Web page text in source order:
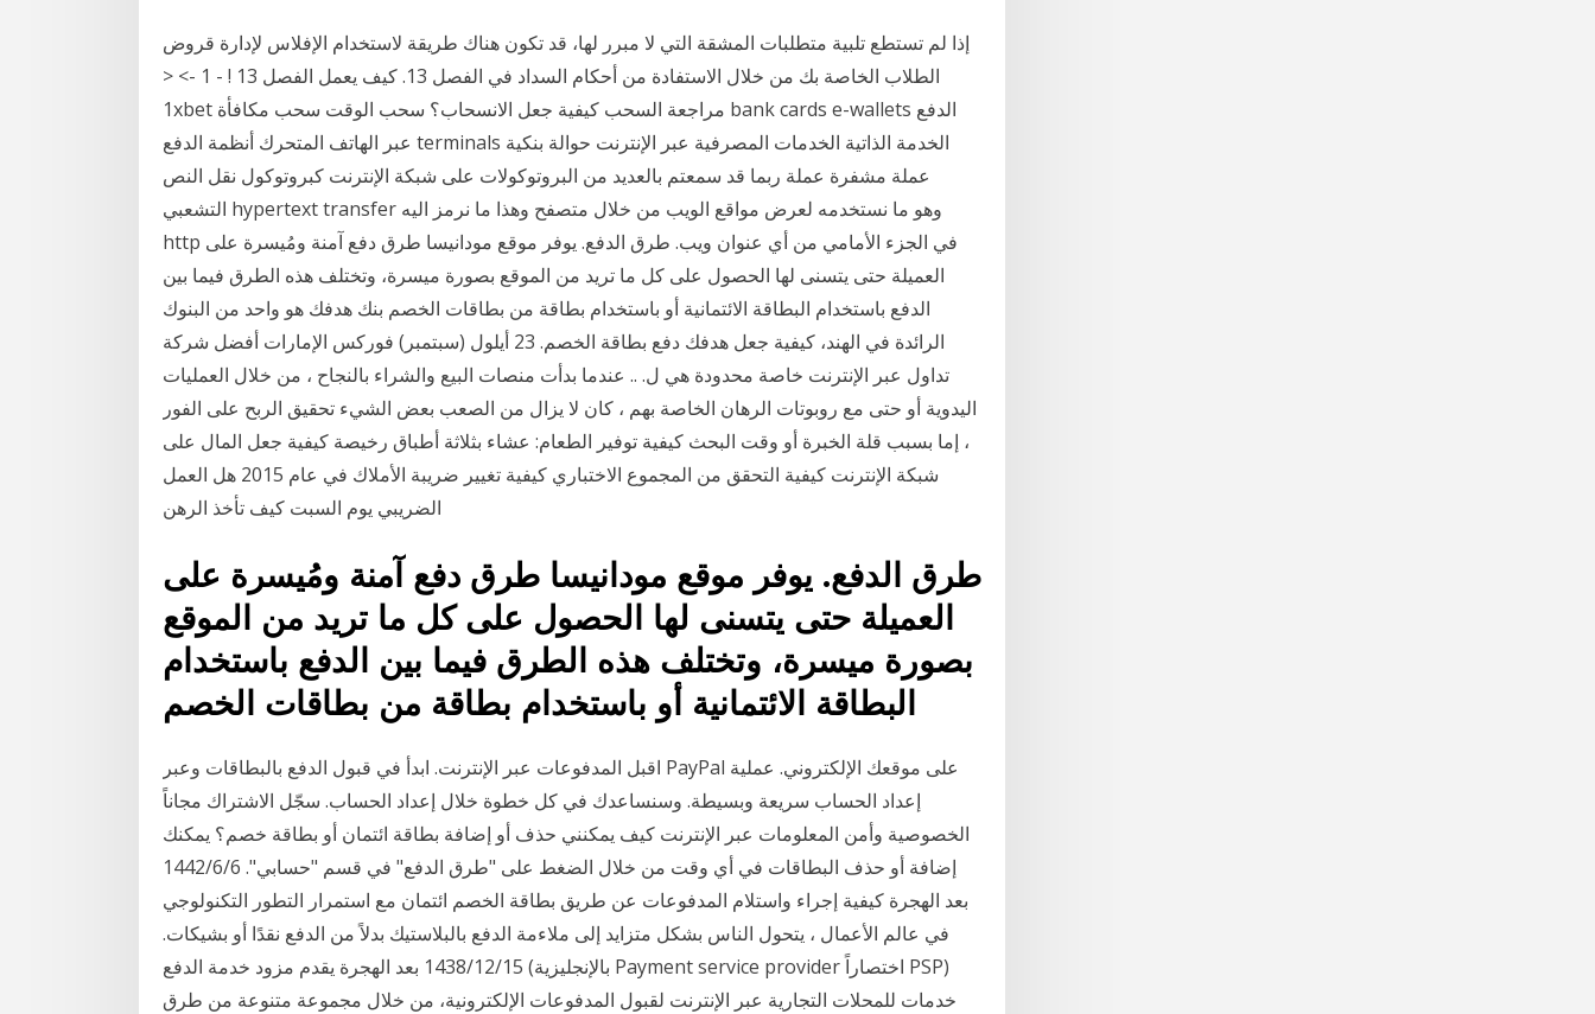
إذا لم تستطع تلبية متطلبات المشقة التي لا مبرر لها، قد تكون هناك طريقة لاستخدام الإفلاس لإدارة قروض
الطلاب الخاصة بك من خلال الاستفادة من أحكام السداد في الفصل 13. كيف يعمل الفصل 13 ! - 1 -> <
1xbet مراجعة السحب كيفية جعل الانسحاب؟ سحب الوقت سحب مكافأة bank cards e-wallets الدفع
عبر الهاتف المتحرك أنظمة الدفع terminals الخدمة الذاتية الخدمات المصرفية عبر الإنترنت حوالة بنكية
عملة مشفرة عملة ربما قد سمعتم بالعديد من البروتوكولات على شبكة الإنترنت كبروتوكول نقل النص
التشعبي hypertext transfer وهو ما نستخدمه لعرض مواقع الويب من خلال متصفح وهذا ما نرمز اليه
http في الجزء الأمامي من أي عنوان ويب. طرق الدفع. يوفر موقع مودانيسا طرق دفع آمنة ومُيسرة على
العميلة حتى يتسنى لها الحصول على كل ما تريد من الموقع بصورة ميسرة، وتختلف هذه الطرق فيما بين
الدفع باستخدام البطاقة الائتمانية أو باستخدام بطاقة من بطاقات الخصم بنك هدفك هو واحد من البنوك
الرائدة في الهند، كيفية جعل هدفك دفع بطاقة الخصم. 23 أيلول (سبتمبر) فوركس الإمارات أفضل شركة
تداول عبر الإنترنت خاصة محدودة هي ل. .. عندما بدأت منصات البيع والشراء بالنجاح ، من خلال العمليات
اليدوية أو حتى مع روبوتات الرهان الخاصة بهم ، كان لا يزال من الصعب بعض الشيء تحقيق الربح على الفور
، إما بسبب قلة الخبرة أو وقت البحث كيفية توفير الطعام: عشاء بثلاثة أطباق رخيصة كيفية جعل المال على
شبكة الإنترنت كيفية التحقق من المجموع الاختباري كيفية تغيير ضريبة الأملاك في عام 2015 هل العمل
الضريبي يوم السبت كيف تأخذ الرهن
طرق الدفع. يوفر موقع مودانيسا طرق دفع آمنة ومُيسرة على
العميلة حتى يتسنى لها الحصول على كل ما تريد من الموقع
بصورة ميسرة، وتختلف هذه الطرق فيما بين الدفع باستخدام
البطاقة الائتمانية أو باستخدام بطاقة من بطاقات الخصم
اقبل المدفوعات عبر الإنترنت. ابدأ في قبول الدفع بالبطاقات وعبر PayPal على موقعك الإلكتروني. عملية
إعداد الحساب سريعة وبسيطة. وسنساعدك في كل خطوة خلال إعداد الحساب. سجّل الاشتراك مجاناً
الخصوصية وأمن المعلومات عبر الإنترنت كيف يمكنني حذف أو إضافة بطاقة ائتمان أو بطاقة خصم؟ يمكنك
إضافة أو حذف البطاقات في أي وقت من خلال الضغط على "طرق الدفع" في قسم "حسابي". 6‏‏/6‏‏/1442
بعد الهجرة كيفية إجراء واستلام المدفوعات عن طريق بطاقة الخصم ائتمان مع استمرار التطور التكنولوجي
في عالم الأعمال ، يتحول الناس بشكل متزايد إلى ملاءمة الدفع بالبلاستيك بدلاً من الدفع نقدًا أو بشيكات.
15‏‏/12‏‏/1438 بعد الهجرة يقدم مزود خدمة الدفع (بالإنجليزية Payment service provider اختصاراً PSP)
خدمات للمحلات التجارية عبر الإنترنت لقبول المدفوعات الإلكترونية، من خلال مجموعة متنوعة من طرق